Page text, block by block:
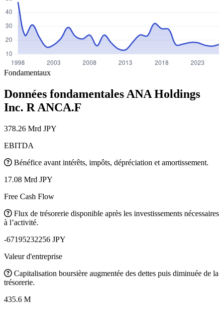
Fondamentaux
Données fondamentales ANA Holdings
Inc. R ANCA.F
378.26 Mrd JPY
EBITDA
Bénéfice avant intérêts, impôts, dépréciation et amortissement.
17.08 Mrd JPY
Free Cash Flow
Flux de trésorerie disponible après les investissements nécessaires
à l’activité.
-67195232256 JPY
Valeur d'entreprise
Capitalisation boursière augmentée des dettes puis diminuée de la
trésorerie.
435.6 M